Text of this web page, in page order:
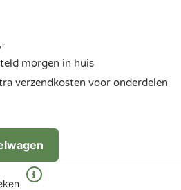
morgen in huis
verzendkosten voor onderdelen